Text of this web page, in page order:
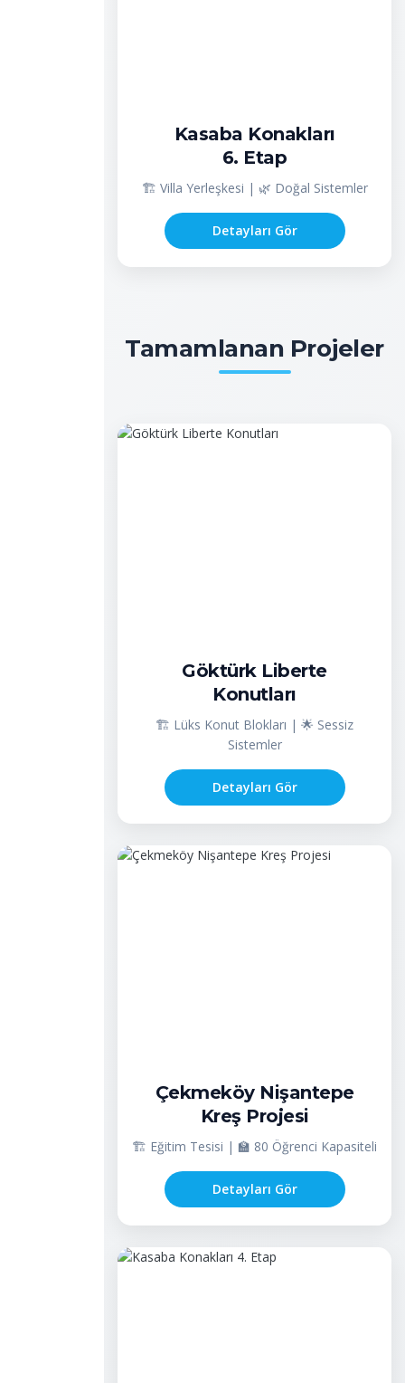
Kasaba Konakları
6. Etap
🏗️ Villa Yerleşkesi | 🌿 Doğal Sistemler
Detayları Gör
Tamamlanan Projeler
Göktürk Liberte
Konutları
🏗️ Lüks Konut Blokları | 🌟 Sessiz
Sistemler
Detayları Gör
Çekmeköy Nişantepe
Kreş Projesi
🏗️ Eğitim Tesisi | 🏫 80 Öğrenci Kapasiteli
Detayları Gör